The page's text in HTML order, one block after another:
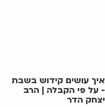
איך עושים קידוש בשבת
- על פי הקבלה | הרב
יצחק הדר